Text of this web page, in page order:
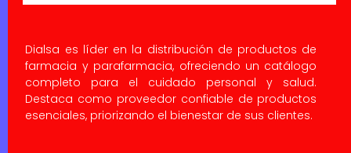
Dialsa es líder en la distribución de productos de
farmacia y parafarmacia, ofreciendo un catálogo
completo para el cuidado personal y salud.
Destaca como proveedor confiable de productos
esenciales, priorizando el bienestar de sus clientes.